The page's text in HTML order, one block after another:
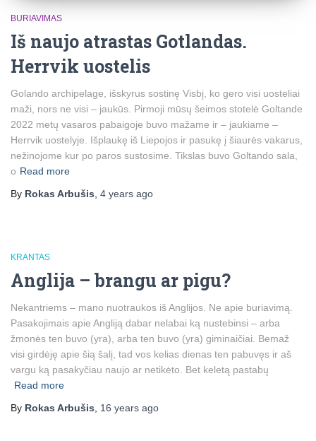
BURIAVIMAS
Iš naujo atrastas Gotlandas.
Herrvik uostelis
Golando archipelage, išskyrus sostinę Visbį, ko gero visi uosteliai
maži, nors ne visi – jaukūs. Pirmoji mūsų šeimos stotelė Goltande
2022 metų vasaros pabaigoje buvo mažame ir – jaukiame –
Herrvik uostelyje. Išplaukę iš Liepojos ir pasukę į šiaurės vakarus,
nežinojome kur po paros sustosime. Tikslas buvo Goltando sala,
o Read more
By Rokas Arbušis 4 years ago
KRANTAS
Anglija – brangu ar pigu?
Nekantriems – mano nuotraukos iš Anglijos. Ne apie buriavimą.
Pasakojimais apie Angliją dabar nelabai ką nustebinsi – arba
žmonės ten buvo (yra), arba ten buvo (yra) giminaičiai. Bemaž
visi girdėję apie šią šalį, tad vos kelias dienas ten pabuvęs ir aš
vargu ką pasakyčiau naujo ar netikėto. Bet keletą pastabų
Read more
By Rokas Arbušis 16 years ago